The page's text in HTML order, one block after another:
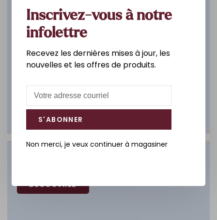
DÉCOUVREZ
Inscrivez-vous à notre
infolettre
Recevez les dernières mises à jour, les
nouvelles et les offres de produits.
S'ABONNER
Non merci, je veux continuer à magasiner